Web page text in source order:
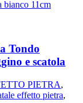
Tondo
e scatola
PIETRA,
effetto pietra,